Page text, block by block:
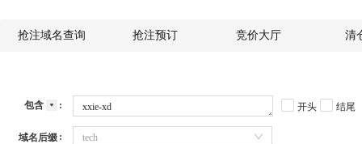
抢注域名查询 抢注预订 竞价大厅 清
包含 开头 结尾
域名后缀 tech